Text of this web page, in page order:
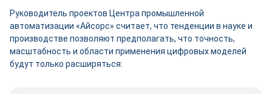
Руководитель проектов Центра промышленной
автоматизации «Айсорс» считает, что тенденции в науке и
производстве позволяют предполагать, что точность,
масштабность и области применения цифровых моделей
будут только расширяться: